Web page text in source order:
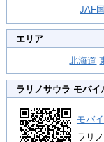
JAF
エリア
北海道
ラリノサウラ モバイ
モバ
ラリ